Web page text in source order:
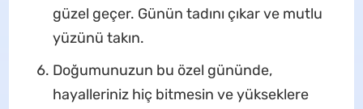
güzel geçer. Günün tadını çıkar ve mutlu
yüzünü takın.
Doğumunuzun bu özel gününde,
hayalleriniz hiç bitmesin ve yükseklere